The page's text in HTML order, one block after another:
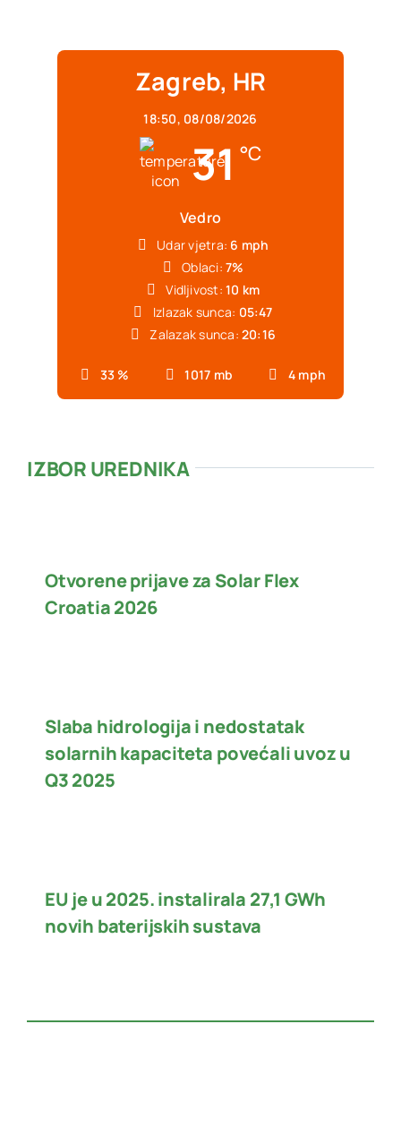
Zagreb, HR
18:50, 08/08/2026
31 °C
Vedro
33 % 1017 mb 4 mph
Udar vjetra: 6 mph
Oblaci: 7%
Vidljivost: 10 km
Izlazak sunca: 05:47
Zalazak sunca: 20:16
IZBOR UREDNIKA
Otvorene prijave za Solar Flex
Croatia 2026
Slaba hidrologija i nedostatak
solarnih kapaciteta povećali uvoz u
Q3 2025
EU je u 2025. instalirala 27,1 GWh
novih baterijskih sustava